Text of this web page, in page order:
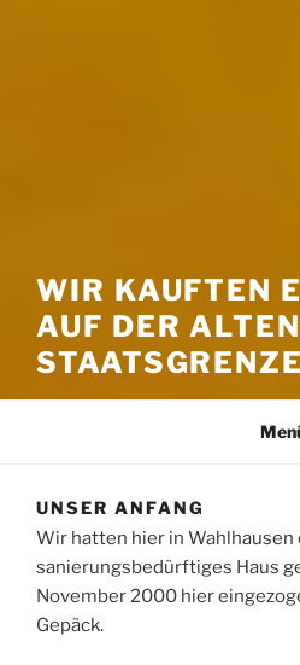
WIR KAUFTEN
AUF DER ALTEN
STAATSGRENZE
UNSER ANFANG
Wir hatten hier in Wahlhausen
sanierungsbedürftiges Haus
November 2000 hier
Gepäck.